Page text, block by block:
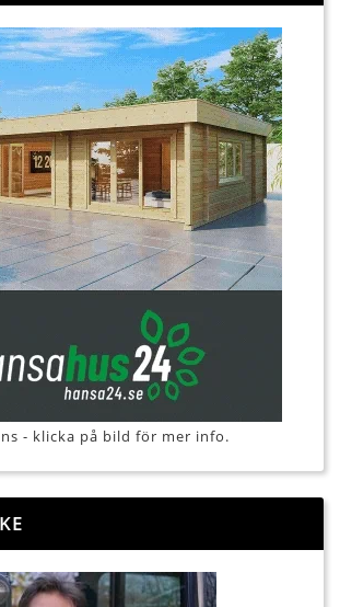
- klicka på bild för mer info.